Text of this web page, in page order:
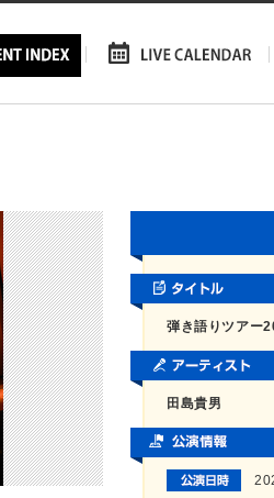
弾き語りツアー
田島貴男